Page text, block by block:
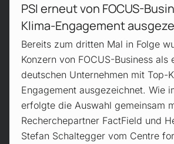
PSI erneut von FOCUS-
Klima-Engagement
Bereits zum dritten Mal in Folge
Konzern von FOCUS-Business als
deutschen Unternehmen mit Top-
Engagement ausgezeichnet. Wie
erfolgte die Auswahl gemeinsam
Recherchepartner FactField und
Stefan Schaltegger vom Centre